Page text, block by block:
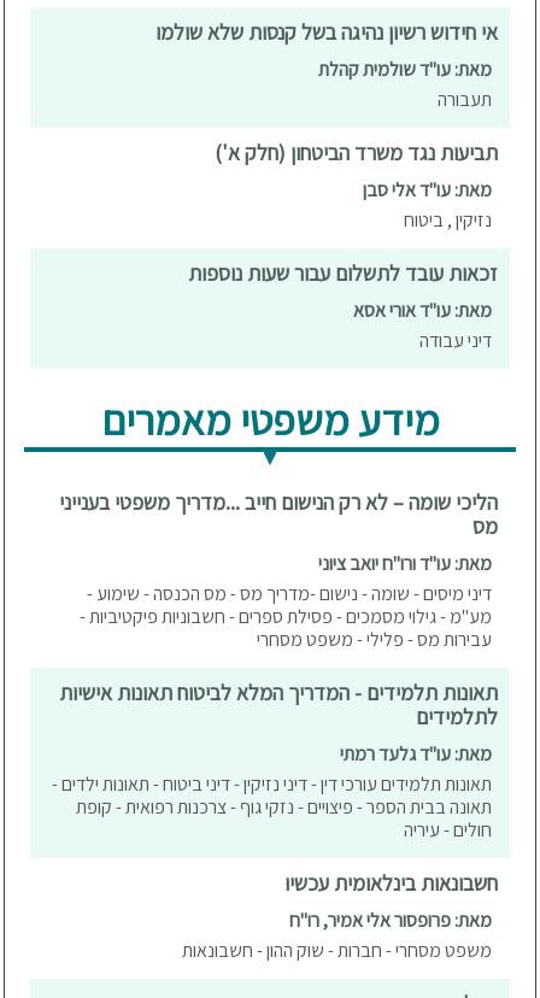
אי חידוש רשיון נהיגה בשל קנסות שלא שולמו
מאת: עו"ד שולמית קהלת
תעבורה
תביעות נגד משרד הביטחון (חלק א')
מאת: עו"ד אלי סבן
נזיקין , ביטוח
זכאות עובד לתשלום עבור שעות נוספות
מאת: עו"ד אורי אסא
דיני עבודה
מידע משפטי מאמרים
הליכי שומה – לא רק הנישום חייב ...מדריך משפטי בענייני
מס
מאת: עו"ד ורו"ח יואב ציוני
דיני מיסים - שומה - נישום -מדריך מס - מס הכנסה - שימוע -
מע"מ - גילוי מסמכים - פסילת ספרים - חשבוניות פיקטיביות -
עבירות מס - פלילי - משפט מסחרי
תאונות תלמידים - המדריך המלא לביטוח תאונות אישיות
לתלמידים
מאת: עו"ד גלעד רמתי
תאונות תלמידים עורכי דין - דיני נזיקין - דיני ביטוח - תאונות ילדים -
תאונה בבית הספר - פיצויים - נזקי גוף - צרכנות רפואית - קופת
חולים - עיריה
חשבונאות בינלאומית עכשיו
מאת: פרופסור אלי אמיר, רו"ח
משפט מסחרי - חברות - שוק ההון - חשבונאות